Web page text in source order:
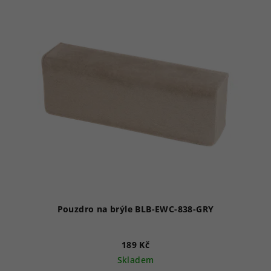
Pouzdro na brýle BLB-EWC-838-GRY
189 Kč
Skladem